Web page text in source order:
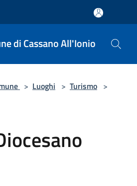
di Cassano All'Ionio
> Luoghi > Turismo >